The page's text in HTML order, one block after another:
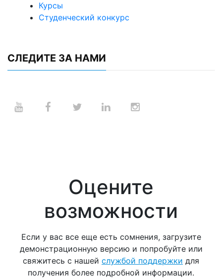
Курсы
Студенческий конкурс
СЛЕДИТЕ ЗА НАМИ
Оцените
возможности
Если у вас все еще есть сомнения, загрузите
демонстрационную версию и попробуйте или
свяжитесь с нашей службой поддержки для
получения более подробной информации.